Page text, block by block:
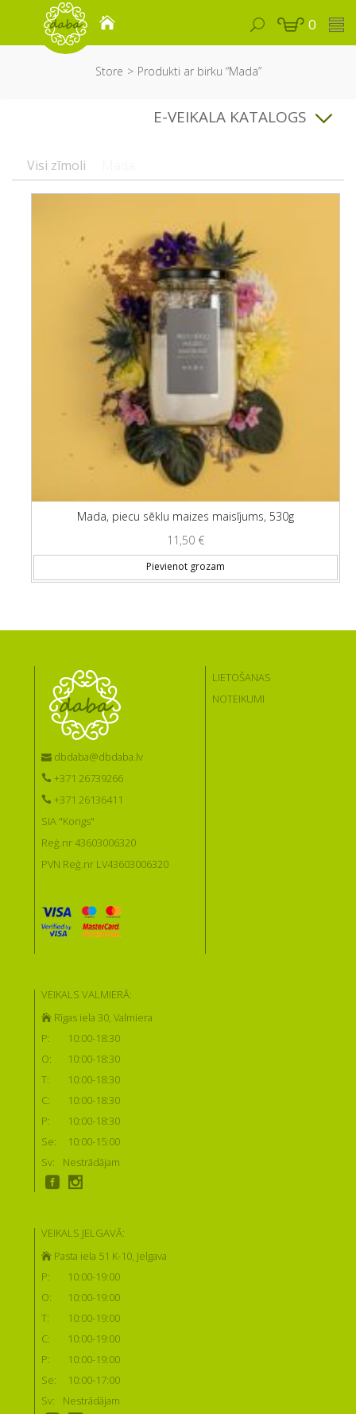
0
Store Produkti ar birku “Mada”
E-VEIKALA KATALOGS
Visi zīmoli
Mada, piecu sēklu maizes maisījums, 530g
11,50 €
Pievienot grozam
dbdaba@dbdaba.lv
+371 26739266
+371 26136411
SIA "Kongs"
Reģ.nr 43603006320
PVN Reģ.nr LV43603006320
LIETOŠANAS
NOTEIKUMI
VEIKALS VALMIERĀ:
Rīgas iela 30, Valmiera
P:
10:00-18:30
O:
10:00-18:30
T:
10:00-18:30
C:
10:00-18:30
P:
10:00-18:30
Se:
10:00-15:00
Sv:
Nestrādājam
VEIKALS JELGAVĀ:
Pasta iela 51 K-10, Jelgava
P:
10:00-19:00
O:
10:00-19:00
T:
10:00-19:00
C:
10:00-19:00
P:
10:00-19:00
Se:
10:00-17:00
Sv:
Nestrādājam